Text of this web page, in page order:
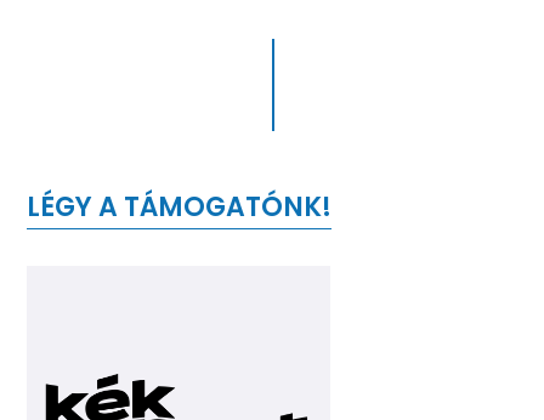
LÉGY A TÁMOGATÓNK!